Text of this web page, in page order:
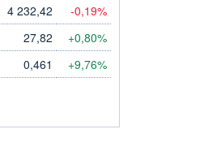
4 232,42 -0,19%
27,82 +0,80%
0,461 +9,76%